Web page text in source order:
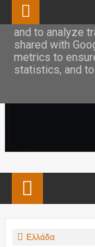
Ελλάδα
This site uses
and to analyze
shared with
metrics to
statistics, and